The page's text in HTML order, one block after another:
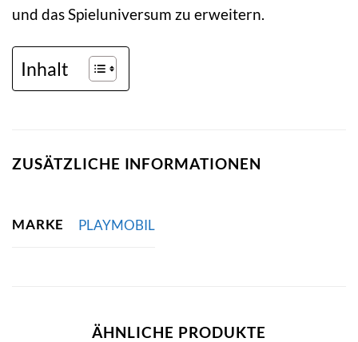
und das Spieluniversum zu erweitern.
Inhalt
ZUSÄTZLICHE INFORMATIONEN
MARKE PLAYMOBIL
ÄHNLICHE PRODUKTE